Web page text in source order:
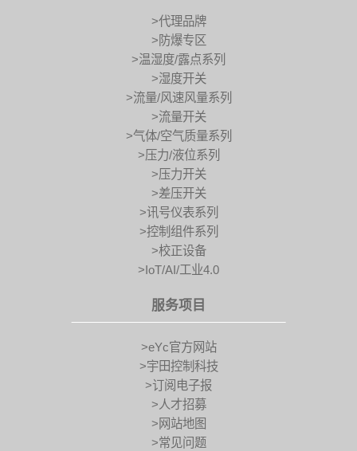
>代理品牌
>防爆专区
>温湿度/露点系列
>湿度开关
>流量/风速风量系列
>流量开关
>气体/空气质量系列
>压力/液位系列
>压力开关
>差压开关
>讯号仪表系列
>控制组件系列
>校正设备
>IoT/AI/工业4.0
服务项目
>eYc官方网站
>宇田控制科技
>订阅电子报
>人才招募
>网站地图
>常见问题